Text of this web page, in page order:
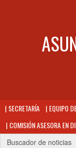
SECRETARÍA EQUIPO
COMISIÓN ASESORA EN